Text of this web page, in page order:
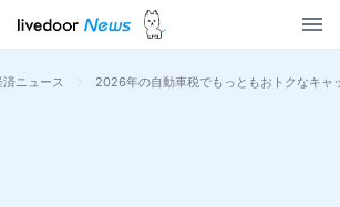
済ニュース > 2026年の自動車税でもっともおトクなキ